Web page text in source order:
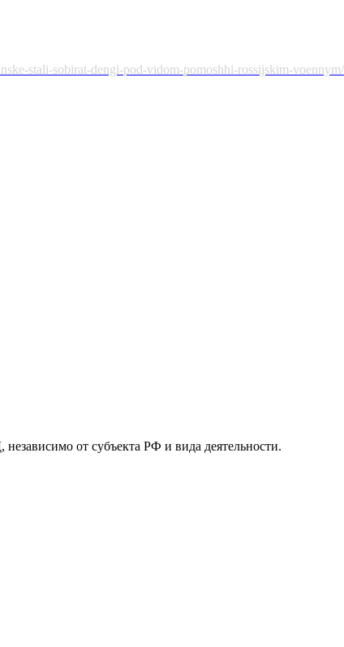
stali-sobirat-dengi-pod-vidom-pomoshhi-rossijskim-voennym/
от субъекта РФ и вида деятельности.